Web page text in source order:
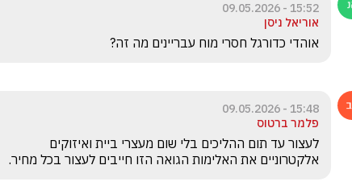
15:52 - 09.05.2026
אוריאל ניסן
אוהדי כדורגל חסרי מוח עבריינים מה זה?
15:48 - 09.05.2026
פלמר ברטוס
אלקטרוניים את האלימות הגואה הזו חייבים לעצור בכל מחיר.